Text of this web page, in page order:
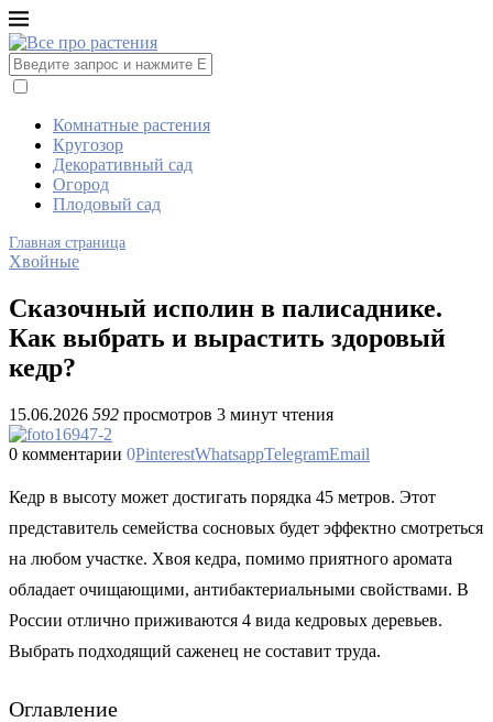
Комнатные растения
Кругозор
Декоративный сад
Огород
Плодовый сад
Главная страница
Хвойные
Сказочный исполин в палисаднике.
Как выбрать и вырастить здоровый
кедр?
15.06.2026 592 просмотров 3 минут чтения
0 комментарии 0PinterestWhatsappTelegramEmail
Кедр в высоту может достигать порядка 45 метров. Этот
представитель семейства сосновых будет эффектно смотреться
на любом участке. Хвоя кедра, помимо приятного аромата
обладает очищающими, антибактериальными свойствами. В
России отлично приживаются 4 вида кедровых деревьев.
Выбрать подходящий саженец не составит труда.
Оглавление